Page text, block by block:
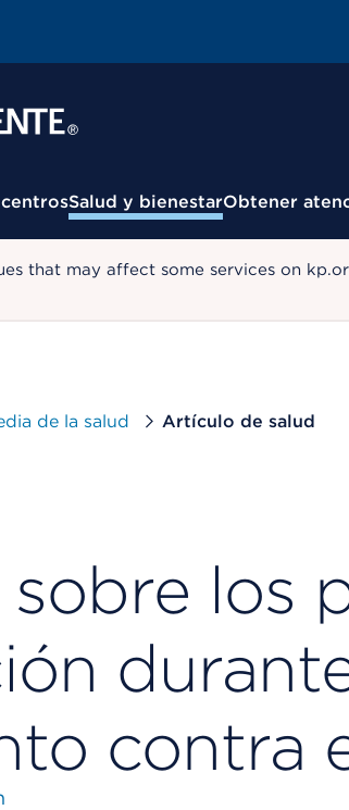
Salud y bienestarObtener
that may affect some services on
de la salud Artículo de salud
los
contra